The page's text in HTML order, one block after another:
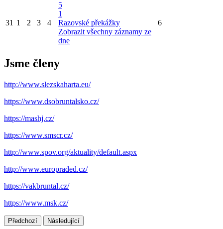
31 1 2 3 4
5
1
Razovské překážky
Zobrazit všechny záznamy ze
dne
6
Jsme členy
http://www.slezskaharta.eu/
https://www.dsobruntalsko.cz/
https://mashj.cz/
https://www.smscr.cz/
http://www.spov.org/aktuality/default.aspx
http://www.europraded.cz/
https://vakbruntal.cz/
https://www.msk.cz/
Předchozí Následující